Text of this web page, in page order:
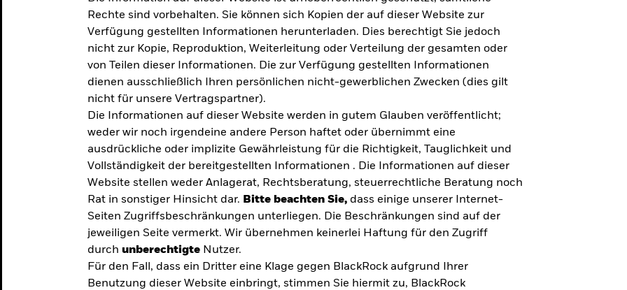
Rechte sind vorbehalten. Sie können sich Kopien der auf dieser Website zur
Verfügung gestellten Informationen herunterladen. Dies berechtigt Sie jedoch
nicht zur Kopie, Reproduktion, Weiterleitung oder Verteilung der gesamten oder
von Teilen dieser Informationen. Die zur Verfügung gestellten Informationen
dienen ausschließlich Ihren persönlichen nicht-gewerblichen Zwecken (dies gilt
nicht für unsere Vertragspartner).
Die Informationen auf dieser Website werden in gutem Glauben veröffentlicht;
weder wir noch irgendeine andere Person haftet oder übernimmt eine
ausdrückliche oder implizite Gewährleistung für die Richtigkeit, Tauglichkeit und
Vollständigkeit der bereitgestellten Informationen . Die Informationen auf dieser
Website stellen weder Anlagerat, Rechtsberatung, steuerrechtliche Beratung noch
Rat in sonstiger Hinsicht dar. Bitte beachten Sie, dass einige unserer Internet-
Seiten Zugriffsbeschränkungen unterliegen. Die Beschränkungen sind auf der
jeweiligen Seite vermerkt. Wir übernehmen keinerlei Haftung für den Zugriff
durch unberechtigte Nutzer.
Für den Fall, dass ein Dritter eine Klage gegen BlackRock aufgrund Ihrer
Benutzung dieser Website einbringt, stimmen Sie hiermit zu, BlackRock